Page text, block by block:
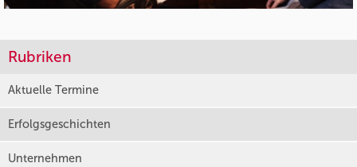
Rubriken
Aktuelle Termine
Erfolgsgeschichten
Unternehmen